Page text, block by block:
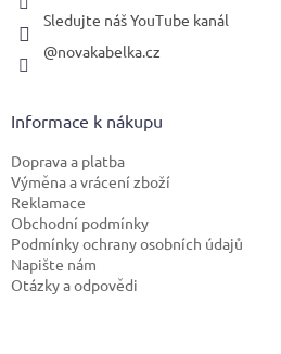
Sledujte náš YouTube kanál
@novakabelka.cz
Informace k nákupu
Doprava a platba
Výměna a vrácení zboží
Reklamace
Obchodní podmínky
Podmínky ochrany osobních údajů
Napište nám
Otázky a odpovědi